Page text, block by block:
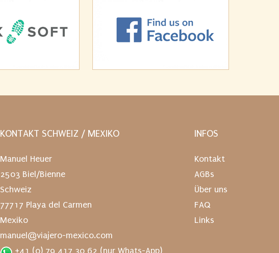
KONTAKT SCHWEIZ / MEXIKO
Manuel Heuer
2503 Biel/Bienne
Schweiz
77717 Playa del Carmen
Mexiko
manuel@viajero-mexico.com
+41 (0) 79 417 30 62 (nur Whats-App)
INFOS
Kontakt
AGBs
Über uns
FAQ
Links